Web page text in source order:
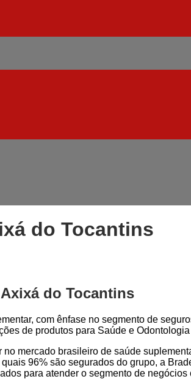
do Tocantins
do Tocantins
com ênfase no segmento de
de produtos para Saúde e
no mercado brasileiro de saúde
96% são segurados do grupo, a
para atender o segmento de